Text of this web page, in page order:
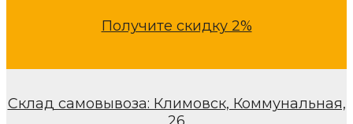
Получите скидку 2%
Склад самовывоза: Климовск, Коммунальная,